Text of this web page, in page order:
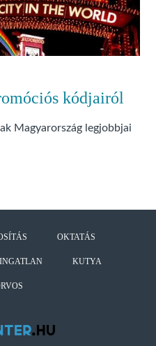
kódjairól
Magyarország legjobbjai
OKTATÁS
INGATLAN KUTYA